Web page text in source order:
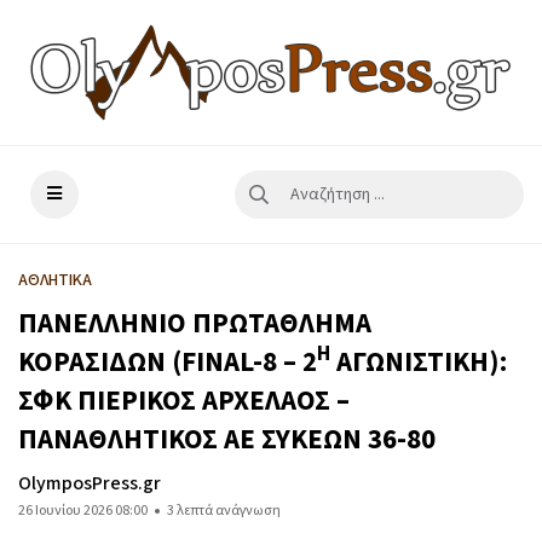
ΑΘΛΗΤΙΚΑ
ΠΑΝΕΛΛΗΝΙΟ ΠΡΩΤΑΘΛΗΜΑ
ΚΟΡΑΣΙΔΩΝ (FINAL-8 – 2Η ΑΓΩΝΙΣΤΙΚΗ):
ΣΦΚ ΠΙΕΡΙΚΟΣ ΑΡΧΕΛΑΟΣ –
ΠΑΝΑΘΛΗΤΙΚΟΣ ΑΕ ΣΥΚΕΩΝ 36-80
OlymposPress.gr
26 Ιουνίου 2026 08:00 3 λεπτά ανάγνωση